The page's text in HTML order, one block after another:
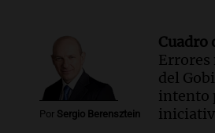
Por Sergio Berensztein
Cuadro
Errores
del
intento